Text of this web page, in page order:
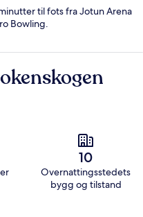
til fots fra Jotun Arena
Bowling.
10
Overnattingsstedets
bygg og tilstand